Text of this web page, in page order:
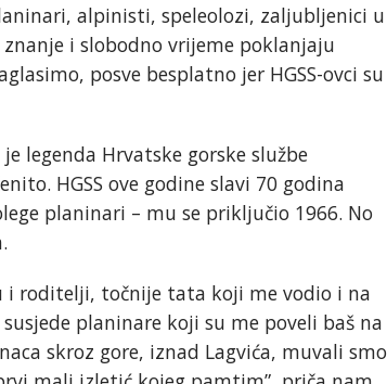
alpinisti, speleolozi, zaljubljenici u
i slobodno vrijeme poklanjaju
posve besplatno jer HGSS-ovci su
legenda Hrvatske gorske službe
HGSS ove godine slavi 70 godina
planinari – mu se priključio 1966. No
i roditelji, točnije tata koji me vodio i na
planinare koji su me poveli baš na
skroz gore, iznad Lagvića, muvali smo